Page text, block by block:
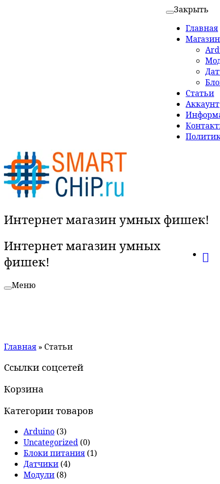
Закрыть
Главная
Магазин
Статьи
Аккаунт
Интернет магазин умных фишек!
Интернет магазин умных
фишек!
Меню
Главная » Статьи
Ссылки соцсетей
Корзина
Категории товаров
Arduino (3)
Uncategorized (0)
Блоки питания (1)
Датчики (4)
Модули (8)